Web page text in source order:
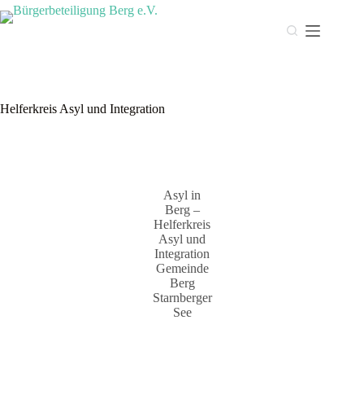
Zum
Inhalt
Helferkreis Asyl und Integration
Asyl in
Berg –
Helferkreis
Asyl und
Integration
Gemeinde
Berg
Starnberger
See